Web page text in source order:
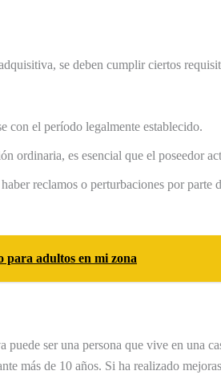
se deben cumplir ciertos
con el período legalmente establecido.
ordinaria, es esencial que el poseedor
reclamos o perturbaciones por
para adultos en mi zona
ser una persona que vive en una
más de 10 años. Si ha realizado